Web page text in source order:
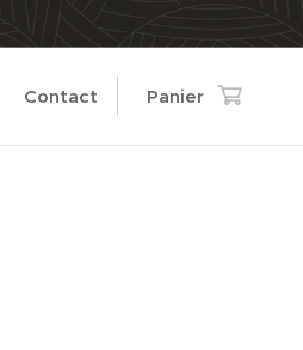
Contact Panier